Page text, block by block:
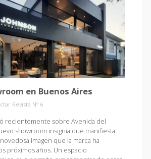
en Buenos Aires
Revista Nº 6
recientemente sobre Avenida del
showroom insignia que manifiesta
imagen que la marca ha
próximos años. Un espacio